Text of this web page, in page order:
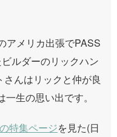
アメリカ出張でPASS
ルダーのリックハン
んはリックと仲が良
生の思い出です。
特集ページを見た(日